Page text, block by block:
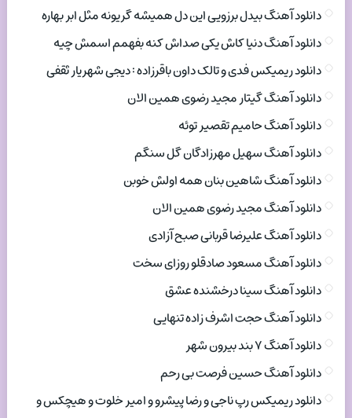
دانلود آهنگ بیدل برزویی این دل همیشه گریونه مثل ابر بهاره
دانلود آهنگ دنیا کاش یکی صداش کنه بفهمم اسمش چیه
دانلود ریمیکس فدی و تالک داون باقرزاده : دیجی شهریار ثقفی
دانلود آهنگ گیتار مجید رضوی همین الان
دانلود آهنگ حامیم تقصیر توئه
دانلود آهنگ سهیل مهرزادگان گل سنگم
دانلود آهنگ شاهین بنان همه اولش خوبن
دانلود آهنگ مجید رضوی همین الان
دانلود آهنگ علیرضا قربانی صبح آزادی
دانلود آهنگ مسعود صادقلو روزای سخت
دانلود آهنگ سینا درخشنده عشق
دانلود آهنگ حجت اشرف زاده تنهایی
دانلود آهنگ ۷ بند بیرون شهر
دانلود آهنگ حسین فرصت بی رحم
دانلود ریمیکس رپ ناجی و رضا پیشرو و امیر خلوت و هیچکس و